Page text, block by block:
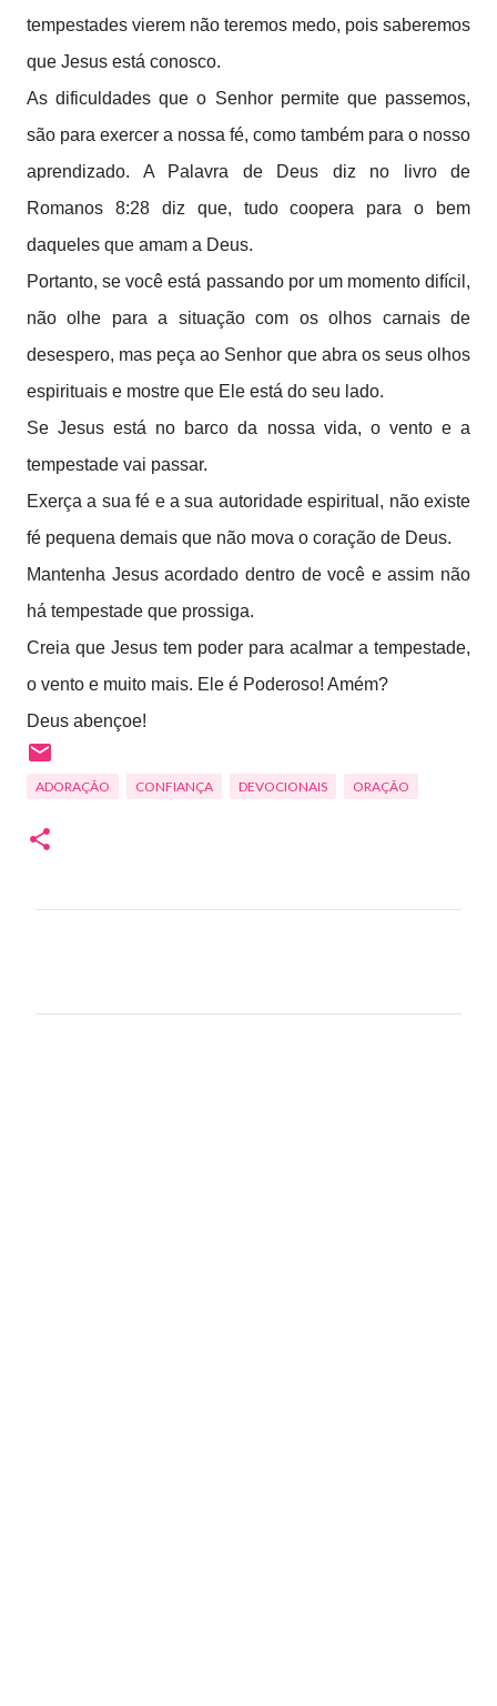
tempestades vierem não teremos medo, pois saberemos
que Jesus está conosco.
As dificuldades que o Senhor permite que passemos,
são para exercer a nossa fé, como também para o nosso
aprendizado. A Palavra de Deus diz no livro de
Romanos 8:28 diz que, tudo coopera para o bem
daqueles que amam a Deus.
Portanto, se você está passando por um momento difícil,
não olhe para a situação com os olhos carnais de
desespero, mas peça ao Senhor que abra os seus olhos
espirituais e mostre que Ele está do seu lado.
Se Jesus está no barco da nossa vida, o vento e a
tempestade vai passar.
Exerça a sua fé e a sua autoridade espiritual, não existe
fé pequena demais que não mova o coração de Deus.
Mantenha Jesus acordado dentro de você e assim não
há tempestade que prossiga.
Creia que Jesus tem poder para acalmar a tempestade,
o vento e muito mais. Ele é Poderoso! Amém?
Deus abençoe!
ADORAÇÃO CONFIANÇA DEVOCIONAIS ORAÇÃO